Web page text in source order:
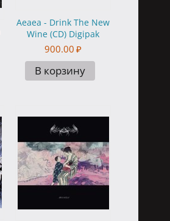
Aeaea - Drink The New
Wine (CD) Digipak
900.00 ₽
В корзину